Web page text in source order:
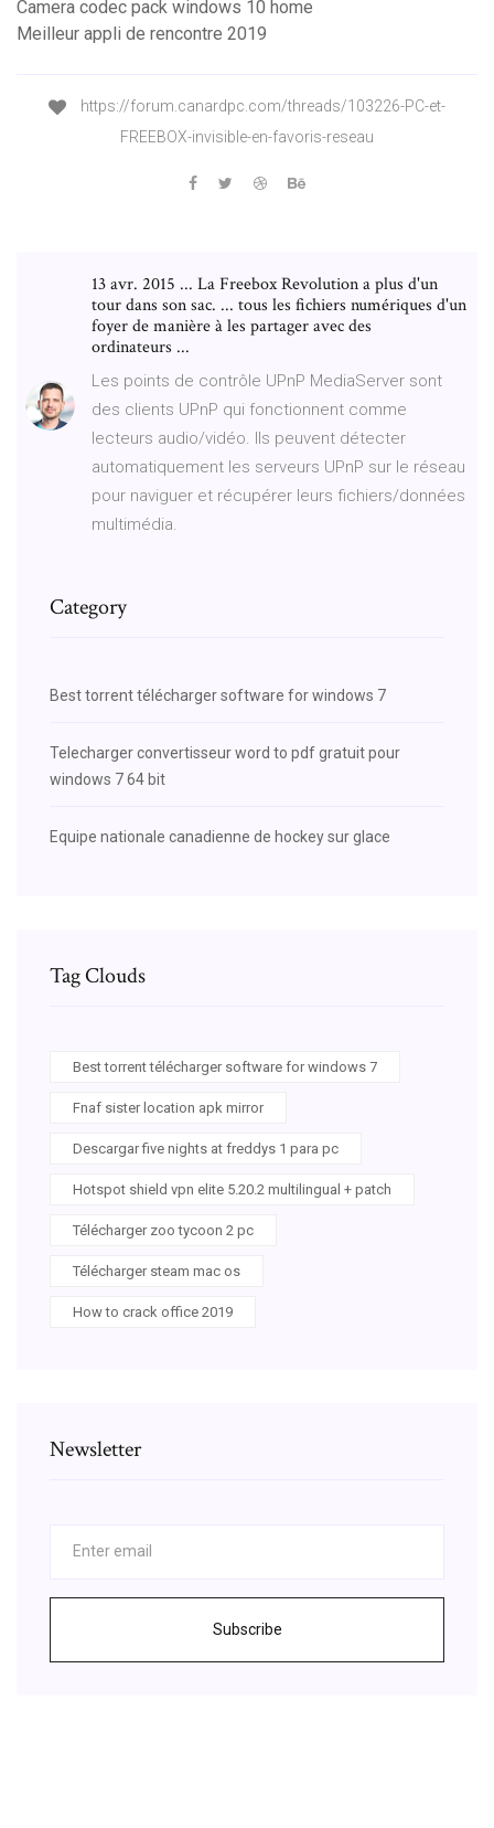
Camera codec pack windows 10 home
Meilleur appli de rencontre 2019
https://forum.canardpc.com/threads/103226-PC-et-
FREEBOX-invisible-en-favoris-reseau
13 avr. 2015 ... La Freebox Revolution a plus d'un
tour dans son sac. ... tous les fichiers numériques d'un
foyer de manière à les partager avec des
ordinateurs ...
Les points de contrôle UPnP MediaServer sont
des clients UPnP qui fonctionnent comme
lecteurs audio/vidéo. Ils peuvent détecter
automatiquement les serveurs UPnP sur le réseau
pour naviguer et récupérer leurs fichiers/données
multimédia.
Category
Best torrent télécharger software for windows 7
Telecharger convertisseur word to pdf gratuit pour
windows 7 64 bit
Equipe nationale canadienne de hockey sur glace
Tag Clouds
Best torrent télécharger software for windows 7
Fnaf sister location apk mirror
Descargar five nights at freddys 1 para pc
Hotspot shield vpn elite 5.20.2 multilingual + patch
Télécharger zoo tycoon 2 pc
Télécharger steam mac os
How to crack office 2019
Newsletter
Subscribe